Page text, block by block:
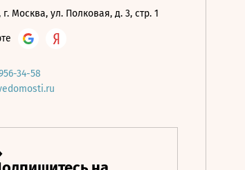
г. Москва, ул. Полковая, д. 3, стр. 1
34-58